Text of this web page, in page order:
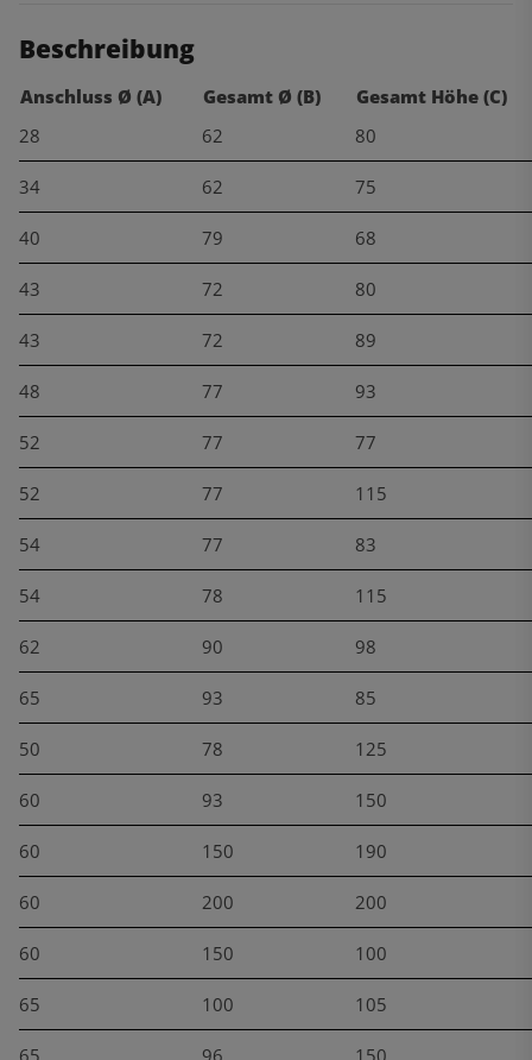
Beschreibung
Anschluss Ø (A) Gesamt Ø (B)
Gesamt Höhe (C)
28
62 80
34 62 75
40 79 68
43 72 80
43 72 89
48 77 93
52 77 77
52 77 115
54 77 83
54 78 115
62 90 98
65 93 85
50 78 125
60 93 150
60 150 190
60 200 200
60 150 100
65 100 105